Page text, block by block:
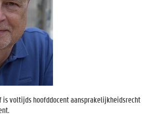
is voltijds hoofddocent aansprakelijkheidsrecht